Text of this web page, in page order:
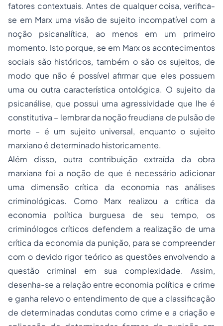
fatores contextuais. Antes de qualquer coisa, verifica-
se em Marx uma visão de sujeito incompatível com a
noção psicanalítica, ao menos em um primeiro
momento. Isto porque, se em Marx os acontecimentos
sociais são históricos, também o são os sujeitos, de
modo que não é possível afirmar que eles possuem
uma ou outra característica ontológica. O sujeito da
psicanálise, que possui uma agressividade que lhe é
constitutiva – lembrar da noção freudiana de pulsão de
morte – é um sujeito universal, enquanto o sujeito
marxiano é determinado historicamente.
Além disso, outra contribuição extraída da obra
marxiana foi a noção de que é necessário adicionar
uma dimensão crítica da economia nas análises
criminológicas. Como Marx realizou a crítica da
economia política burguesa de seu tempo, os
criminólogos críticos defendem a realização de uma
crítica da economia da punição, para se compreender
com o devido rigor teórico as questões envolvendo a
questão criminal em sua complexidade. Assim,
desenha-se a relação entre economia política e crime
e ganha relevo o entendimento de que a classificação
de determinadas condutas como crime e a criação e